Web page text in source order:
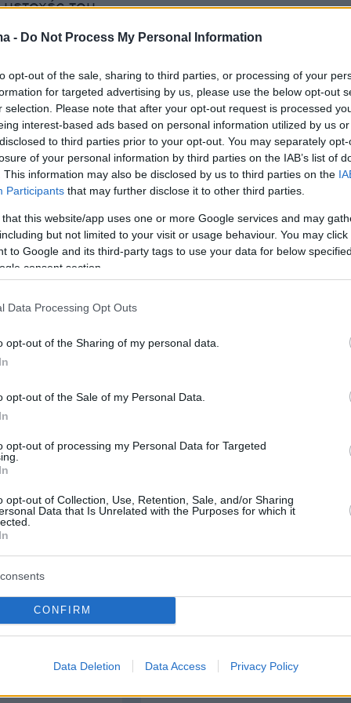
- Do Not Process My Personal Information
opt-out of the sale, sharing to third parties, or processing of your
for targeted advertising by us, please use the below opt-out
selection. Please note that after your opt-out request is processed
interest-based ads based on personal information utilized by us
to third parties prior to your opt-out. You may separately
of your personal information by third parties on the IAB’s list of
This information may also be disclosed by us to third parties on the
Participants that may further disclose it to other third parties.
that this website/app uses one or more Google services and may
but not limited to your visit or usage behaviour. You may
to Google and its third-party tags to use your data for below
consent section.
Data Processing Opt Outs
opt-out of the Sharing of my personal data.
opt-out of the Sale of my Personal Data.
opt-out of processing my Personal Data for Targeted
opt-out of Collection, Use, Retention, Sale, and/or Sharing
Data that Is Unrelated with the Purposes for which it
CONFIRM
Data Deletion Data Access Privacy Policy
μετοχές του.
στη γιαγιά του βρέφους που βρέθηκε
στον Άλιμο
η Μόσχα στον Ζελένσκι που είπε
τη ρωσική αποστολή
αλλαγές της τελευταίας στιγμής και η
το φόρεμά της
protothema.gr στο Google News
Ειδήσειςαπό την Ελλάδα και τον Κόσμο, τη
στο
ΠΡΟΣΘΗΚΗ ΣΧΟΛΙΟΥ
ΣΧΟΛΙΟΥ
EMAIL